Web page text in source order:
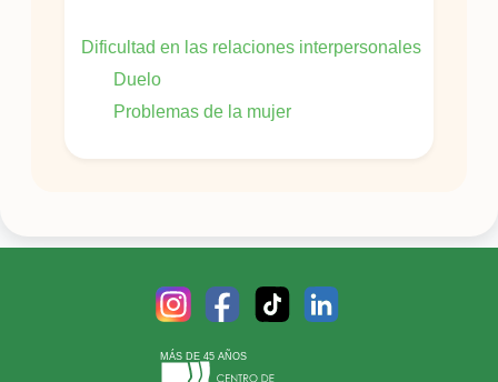
Dificultad en las relaciones interpersonales
Duelo
Problemas de la mujer
MÁS DE 45 AÑOS